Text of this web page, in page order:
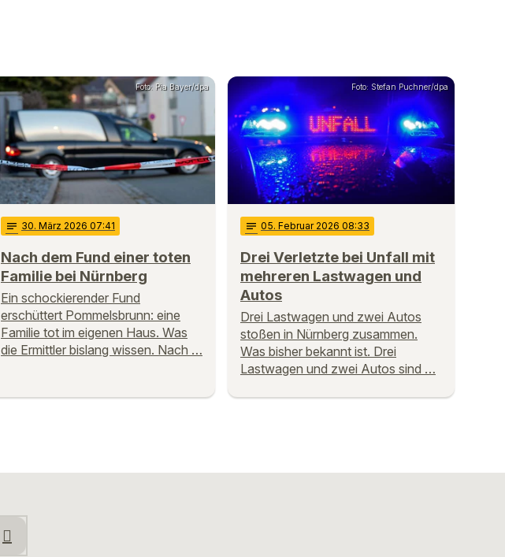
Foto: Pia Bayer/dpa
notes 30. März 2026 07:41
Nach dem Fund einer toten
Familie bei Nürnberg
Ein schockierender Fund
erschüttert Pommelsbrunn: eine
Familie tot im eigenen Haus. Was
die Ermittler bislang wissen. Nach …
Foto: Stefan Puchner/dpa
notes 05. Februar 2026 08:33
Drei Verletzte bei Unfall mit
mehreren Lastwagen und
Autos
Drei Lastwagen und zwei Autos
stoßen in Nürnberg zusammen.
Was bisher bekannt ist. Drei
Lastwagen und zwei Autos sind …